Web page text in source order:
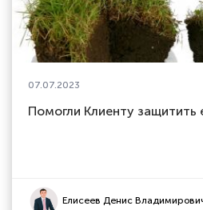
07.07.2023
Помогли Клиенту защитить
Елисеев Денис